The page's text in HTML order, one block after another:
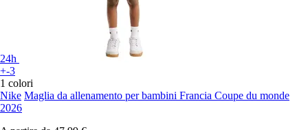
24h
+-3
1 colori
Nike Maglia da allenamento per bambini Francia Coupe du monde
2026